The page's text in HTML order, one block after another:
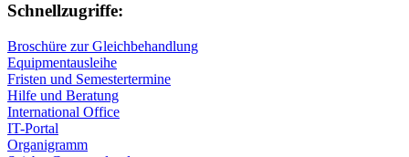
Schnellzugriffe:
Broschüre zur Gleichbehandlung
Equipmentausleihe
Fristen und Semestertermine
Hilfe und Beratung
International Office
IT-Portal
Organigramm